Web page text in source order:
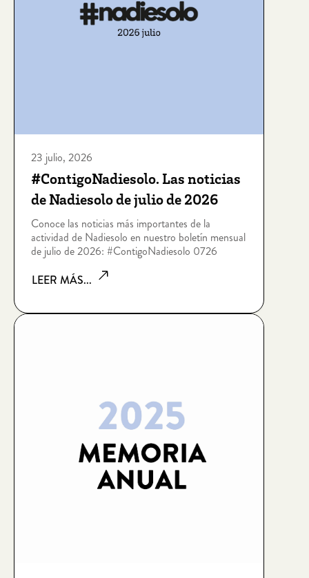
23 julio, 2026
#ContigoNadiesolo. Las noticias
de Nadiesolo de julio de 2026
Conoce las noticias más importantes de la
actividad de Nadiesolo en nuestro boletín mensual
de julio de 2026: #ContigoNadiesolo 0726
LEER MÁS...